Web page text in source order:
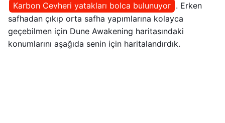
Karbon Cevheri yatakları bolca bulunuyor . Erken
safhadan çıkıp orta safha yapımlarına kolayca
geçebilmen için Dune Awakening haritasındaki
konumlarını aşağıda senin için haritalandırdık.